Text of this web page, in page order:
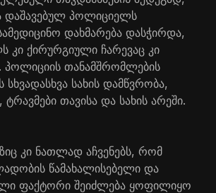
დაშავებულ პოლიციელს
დახმარება დასჭირდა,
კი ქირურგიული ჩარევაც კი
პოლიციის თანამშრომლების
სხვადასხვა სახის დამწვრობა,
თავისა და სახის არეში.
კი ნათლად აჩვენებს, რომ
წამახალისებელი და
ფაქტორი შეიძლება ყოფილიყო